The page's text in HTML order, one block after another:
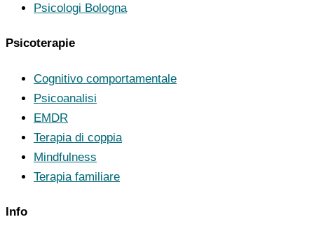
Psicologi Bologna
Psicoterapie
Cognitivo comportamentale
Psicoanalisi
EMDR
Terapia di coppia
Mindfulness
Terapia familiare
Info